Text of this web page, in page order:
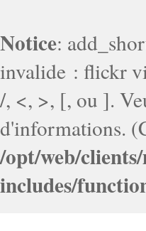
Notice:
invalide : flickr
/, <, >, [, ou ].
d'informations.
/opt/web/
includes/